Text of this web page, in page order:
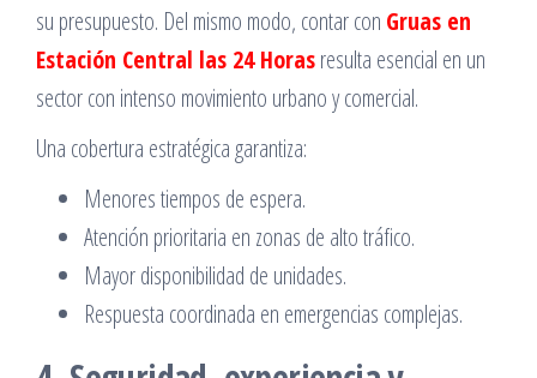
su presupuesto. Del mismo modo, contar con Gruas en
Estación Central las 24 Horasresulta esencial en un
sector con intenso movimiento urbano y comercial.
Una cobertura estratégica garantiza:
Menores tiempos de espera.
Atención prioritaria en zonas de alto tráfico.
Mayor disponibilidad de unidades.
Respuesta coordinada en emergencias complejas.